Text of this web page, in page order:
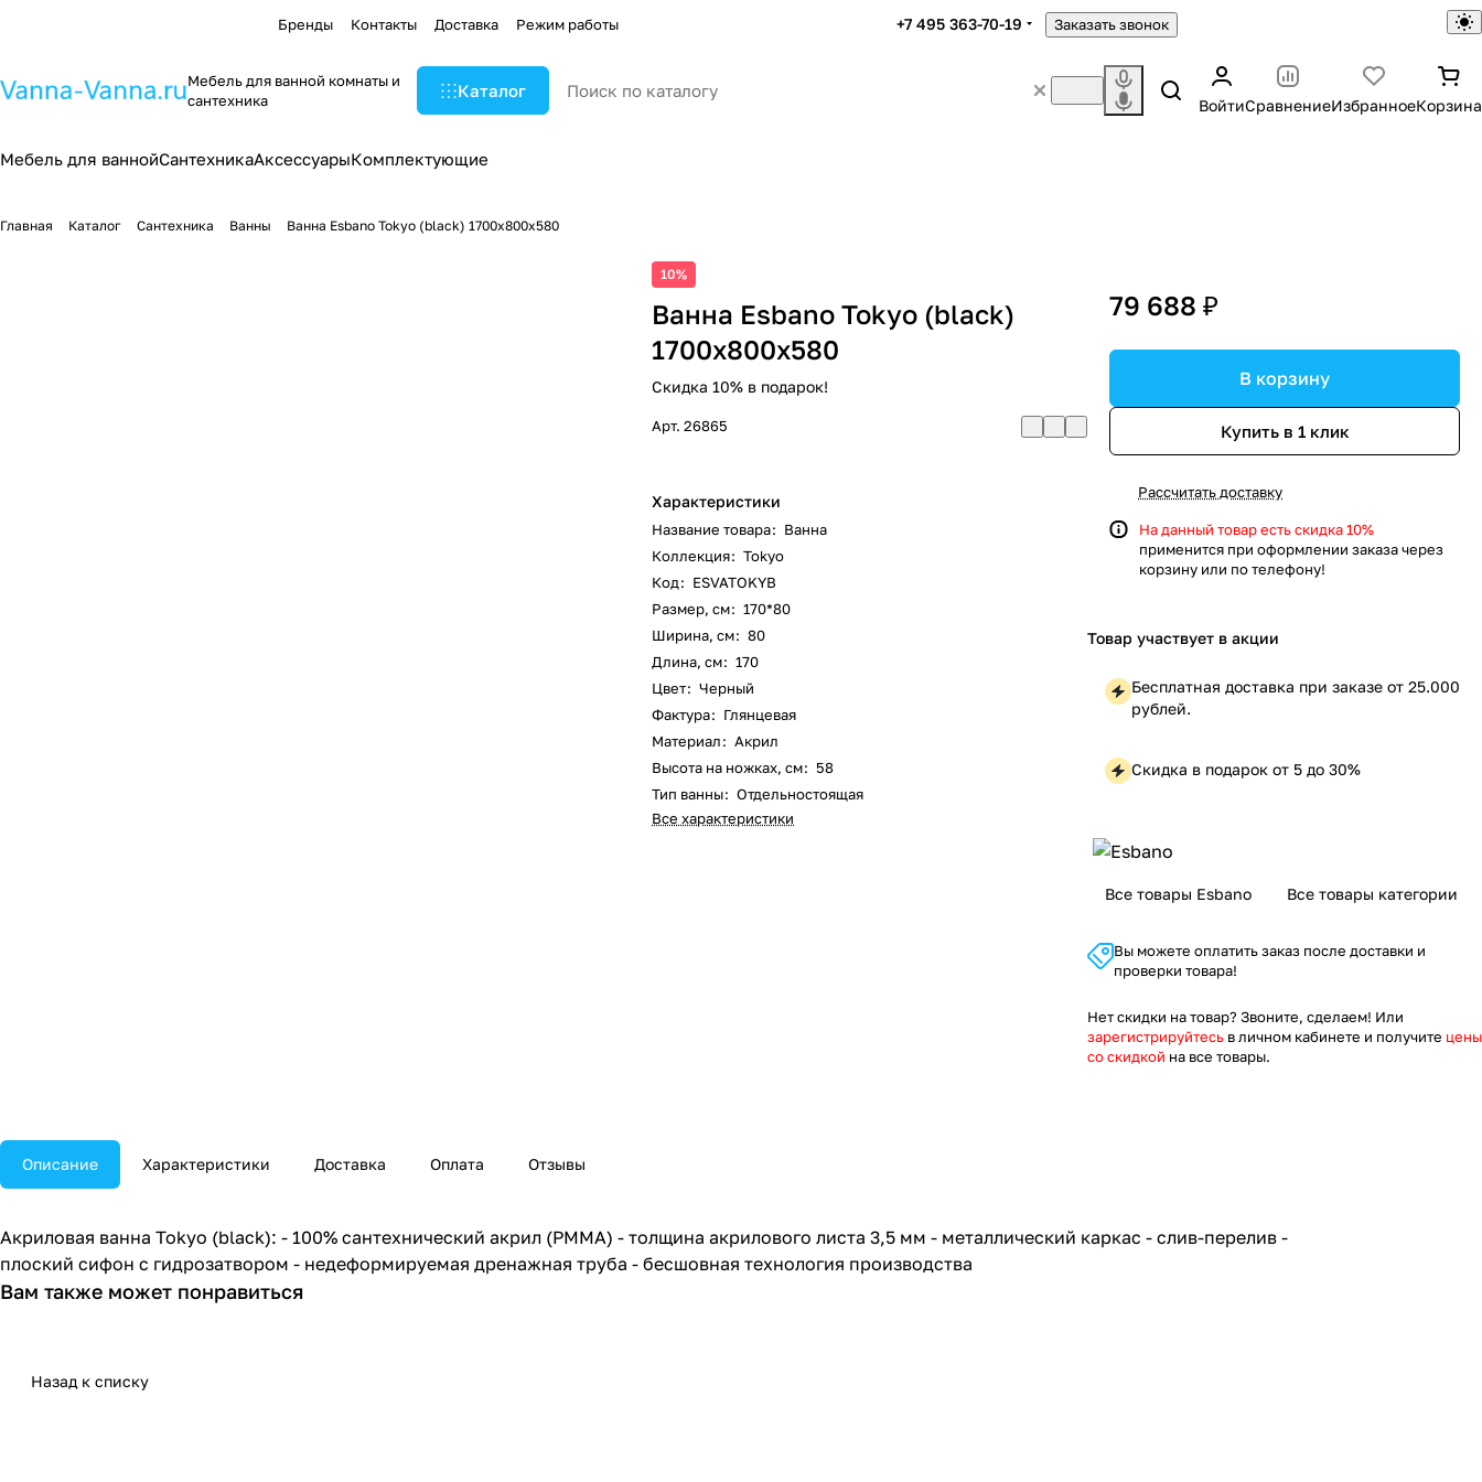
Бренды Контакты Доставка Режим работы +7 495 363-70-19 Заказать звонок
Мебель для ванной комнаты и
сантехника
Каталог
ВойтиСравнениеИзбранноеКорзина
Мебель для ваннойСантехникаАксессуарыКомплектующие
Главная Каталог Сантехника Ванны Ванна Esbano Tokyo (black) 1700x800x580
10%
Ванна Esbano Tokyo (black)
1700x800x580
Скидка 10% в подарок!
Арт.26865
Характеристики
Название товара: Ванна
Коллекция: Tokyo
Код: ESVATOKYB
Размер, см: 170*80
Ширина, см: 80
Длина, см: 170
Цвет: Черный
Фактура: Глянцевая
Материал: Акрил
Высота на ножках, см: 58
Тип ванны: Отдельностоящая
Все характеристики
79 688 ₽
В корзину
Купить в 1 клик
Рассчитать доставку
На данный товар есть скидка 10%
применится при оформлении заказа через
корзину или по телефону!
Товар участвует в акции
Бесплатная доставка при заказе от 25.000
рублей.
Скидка в подарок от 5 до 30%
Все товары Esbano Все товары категории
Вы можете оплатить заказ после доставки и
проверки товара!
Нет скидки на товар? Звоните, сделаем! Или
зарегистрируйтесь в личном кабинете и получите цены
со скидкой на все товары.
Описание Характеристики Доставка Оплата Отзывы
Акриловая ванна Tokyo (black): - 100% сантехнический акрил (PMMA) - толщина акрилового листа 3,5 мм - металлический каркас - слив-перелив -
плоский сифон с гидрозатвором - недеформируемая дренажная труба - бесшовная технология производства
Вам также может понравиться
Назад к списку